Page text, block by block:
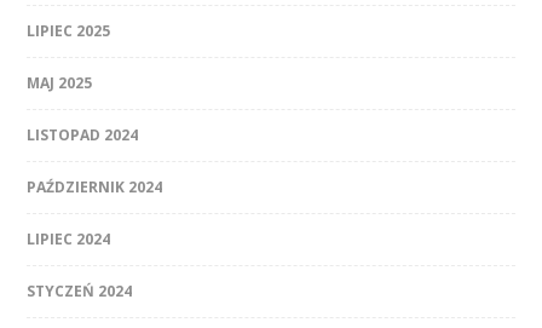
LIPIEC 2025
MAJ 2025
LISTOPAD 2024
PAŹDZIERNIK 2024
LIPIEC 2024
STYCZEŃ 2024